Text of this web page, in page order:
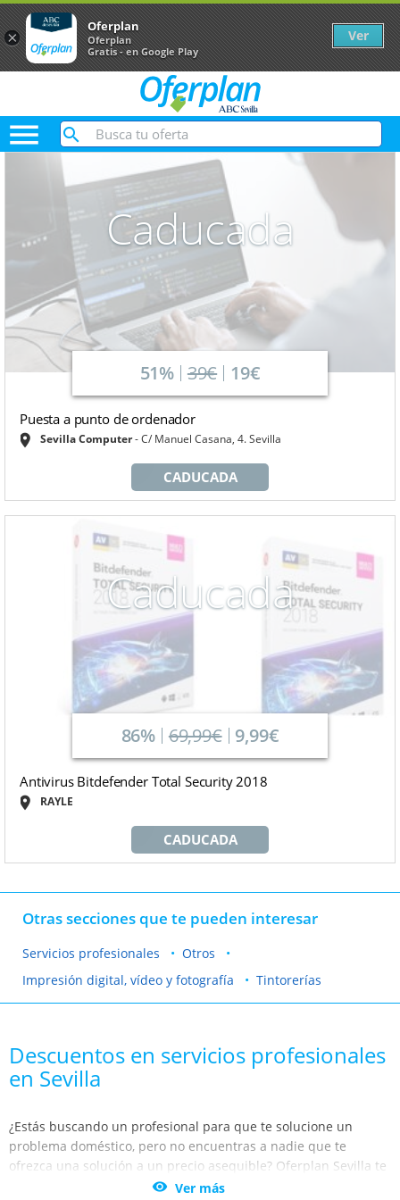

Caducada
51% 39€ 19€
Puesta a punto de ordenador
Sevilla Computer C/ Manuel Casana, 4. Sevilla
CADUCADA
Caducada
86% 69,99€ 9,99€
Antivirus Bitdefender Total Security 2018
RAYLE
CADUCADA
Otras secciones que te pueden interesar
Servicios profesionales
Otros
Impresión digital, vídeo y fotografía
Tintorerías
Descuentos en servicios profesionales
en Sevilla
¿Estás buscando un profesional para que te solucione un
problema doméstico, pero no encuentras a nadie que te
ofrezca una solución a un precio asequible? Oferplan Sevilla te
mejores descuentos en servicios profesionales en
 Ver más
×
Oferplan
Oferplan
Gratis - en Google Play
Ver